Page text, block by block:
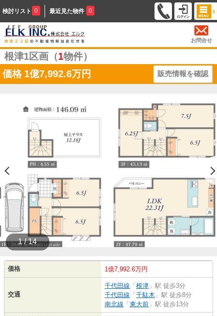
検討リスト 0 最近見た物件 0
お問合せ
根津1区画（1物件）
価格 1億7,992.6万円 販売情報を確認
1 / 14
価格 1億7,992.6万円
交通
千代田線 「 根津 」駅 徒歩3分
千代田線 「 千駄木 」駅 徒歩8分
南北線 「 東大前 」駅 徒歩13分